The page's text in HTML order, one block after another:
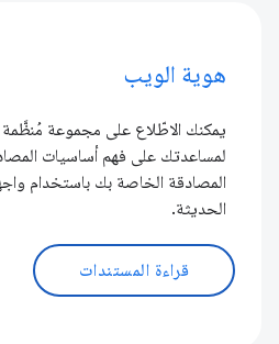
هوية الويب
يمكنك الاطّلاع على مجموعة مُنظَّمة
لمساعدتك على فهم أساسيات
المصادقة الخاصة بك باستخدام
الحديثة.
قراءة المستندات